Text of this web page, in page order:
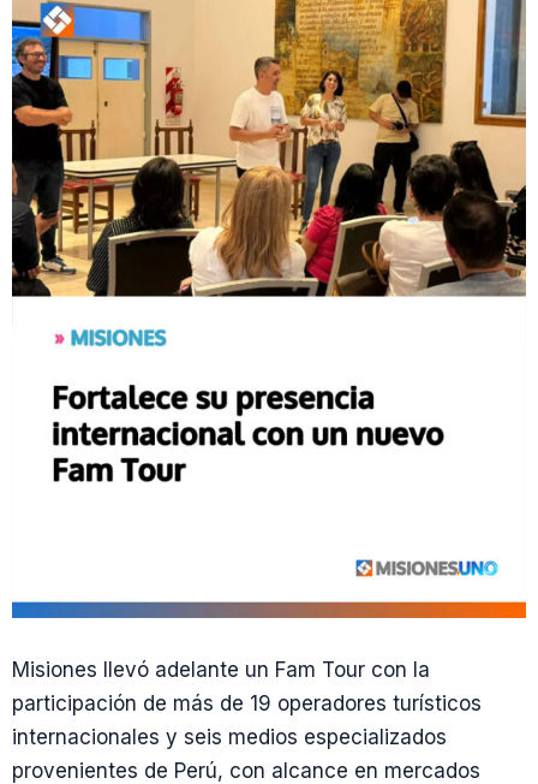
Misiones llevó adelante un Fam Tour con la
participación de más de 19 operadores turísticos
internacionales y seis medios especializados
provenientes de Perú, con alcance en mercados